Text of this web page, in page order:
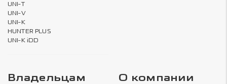
UNI-T
UNI-V
UNI-K
HUNTER PLUS
UNI-K iDD
Владельцам О компании